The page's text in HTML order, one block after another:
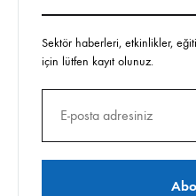
Sektör haberleri, etkinlikler,
için lütfen kayıt olunuz.